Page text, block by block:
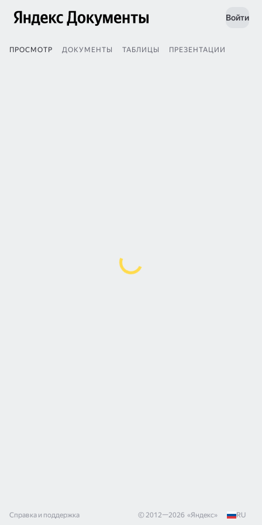
Войти
ПРОСМОТР ДОКУМЕНТЫ ТАБЛИЦЫ ПРЕЗЕНТАЦИИ
Справка и поддержка © 2012—2026 «Яндекс» RU